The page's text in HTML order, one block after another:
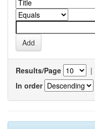
Results/Page |
In order